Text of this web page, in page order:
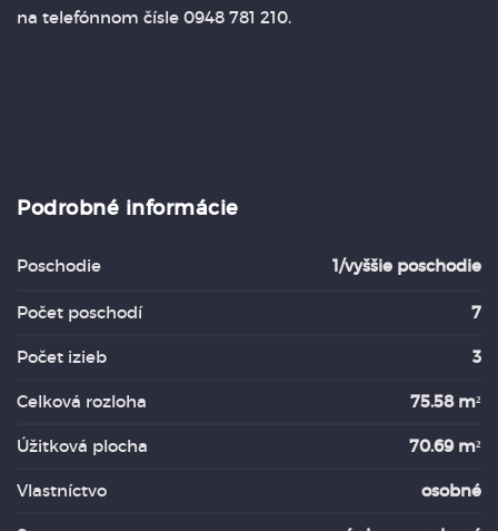
na telefónnom čísle 0948 781 210.
Podrobné informácie
Poschodie 1/vyššie poschodie
Počet poschodí 7
Počet izieb 3
Celková rozloha 75.58 m²
Úžitková plocha 70.69 m²
Vlastníctvo osobné